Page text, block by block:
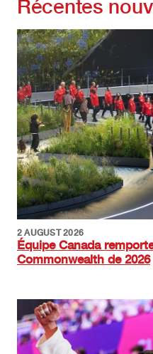
Récentes
Image
2 AUGUST 2026
Équipe Canada
Commonwealth de 2026
Image